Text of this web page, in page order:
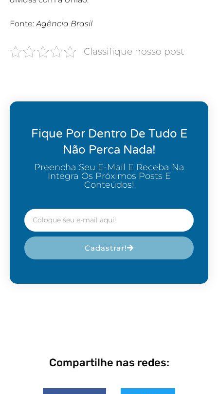
Fonte:Agência Brasil
Classifique nosso post
Fique Por Dentro De Tudo E
Não Perca Nada!
Preencha Seu E-Mail E Receba Na
Integra Os Próximos Posts E
Conteúdos!
Cadastrar!
Compartilhe nas redes: